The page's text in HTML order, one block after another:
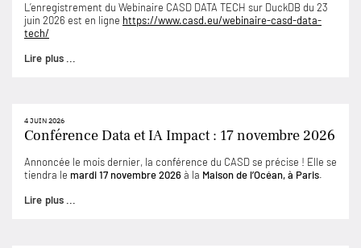
L’enregistrement du Webinaire CASD DATA TECH sur DuckDB du 23
juin 2026 est en ligne https://www.casd.eu/webinaire-casd-data-
tech/
Lire plus ...
4 JUIN 2026
Conférence Data et IA Impact : 17 novembre 2026
Annoncée le mois dernier, la conférence du CASD se précise ! Elle se
tiendra le mardi 17 novembre 2026à la Maison de l’Océan, à Paris.
Lire plus ...